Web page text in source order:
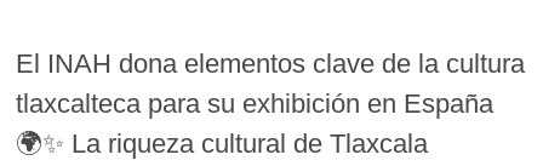
El INAH dona elementos clave de la cultura
tlaxcalteca para su exhibición en España
🌍✨ La riqueza cultural de Tlaxcala